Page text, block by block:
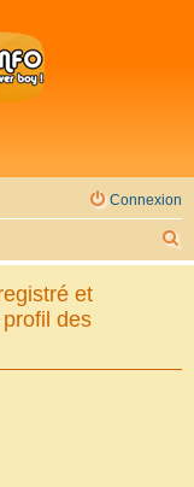
Connexion
e
et
des